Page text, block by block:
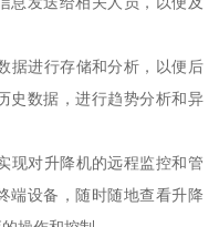
据进行存储和分析，以便后
史数据，进行趋势分析和异
现对升降机的远程监控和管
端设备，随时随地查看升降